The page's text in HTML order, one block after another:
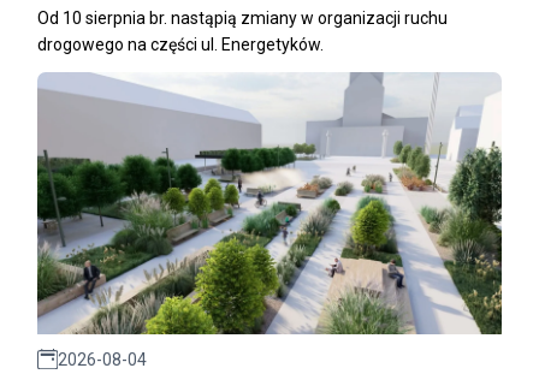
Od 10 sierpnia br. nastąpią zmiany w organizacji ruchu
drogowego na części ul. Energetyków.
2026-08-04